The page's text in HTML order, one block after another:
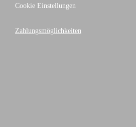
Cookie Einstellungen
Zahlungsmöglichkeiten